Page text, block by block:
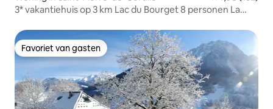
3* vakantiehuis op 3 km Lac du Bourget 8 personen La
Favoriet van gasten
Favoriet van gasten